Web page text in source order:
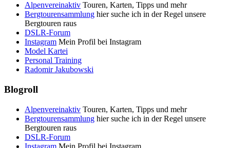
Alpenvereinaktiv Touren, Karten, Tipps und mehr
Bergtourensammlung hier suche ich in der Regel unsere
Bergtouren raus
DSLR-Forum
Instagram Mein Profil bei Instagram
Model Kartei
Personal Training
Radomir Jakubowski
Blogroll
Alpenvereinaktiv Touren, Karten, Tipps und mehr
Bergtourensammlung hier suche ich in der Regel unsere
Bergtouren raus
DSLR-Forum
Instagram Mein Profil bei Instagram